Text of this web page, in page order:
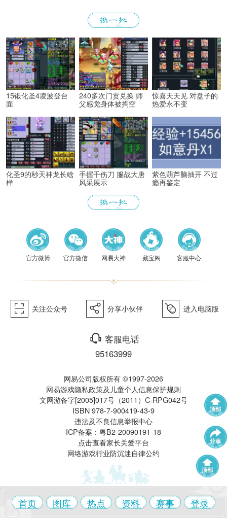
一位曾初入建邺城、流连于长安城
烟火中的少侠，心头都会泛起阵阵
瑟年华中与梦幻相遇的美好，也是
仙剑世界里那段刻骨铭心的宿命回
响。
15锻化圣4凌波登台
面
240多次门贡兑换 师
父感觉身体被掏空
惊喜天天见 对盘子的
热爱永不变
化圣9的秒天神龙长啥
样
手握千伤刀 服战大唐
风采展示
紫色葫芦脑抽开 不过
瘾再鉴定
《梦幻
西游》
电脑版
首页 图库 热点 资料 赛事 登录
武神坛 帮派联赛
帮派精英赛 赛事中心
官方微博 官方微信 网易大神 藏宝阁 客服中心
򰀁 关注公众号 򰀂 分享小伙伴 򰀄 进入电脑版
򰀃 客服电话
95163999
网易公司版权所有 ©1997-2026
网易游戏隐私政策及儿童个人信息保护规则
文网游备字[2005]017号（2011）C-RPG042号
ISBN 978-7-900419-43-9
违法及不良信息举报中心
ICP备案：粤B2-20090191-18
点击查看家长关爱平台
网络游戏行业防沉迷自律公约